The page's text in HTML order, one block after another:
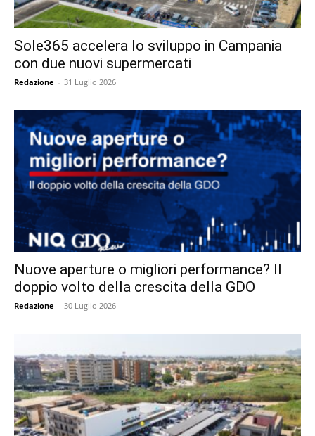
Sole365 accelera lo sviluppo in Campania
con due nuovi supermercati
Redazione - 31 Luglio 2026
Nuove aperture o migliori performance? Il
doppio volto della crescita della GDO
Redazione - 30 Luglio 2026